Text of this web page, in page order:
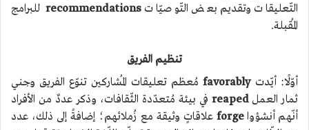
التّعليقات وتقديم بعض التّوصيّات recommendations للبرامج
المُقبلة.
تنظيم الفريق
أوّلًا: أيّدتfavorably مُعظم تعليقات المُشاركين تنوّع الفريق وجني
ثمار العمل reaped في بيئة مُتعدّدة الثّقافات، وذكر عددٌ من الأفراد
أنّهم أنشؤواforge علاقاتٍ وثيقة مع زُملائهم؛ إضافةً إلى ذلك، عدد